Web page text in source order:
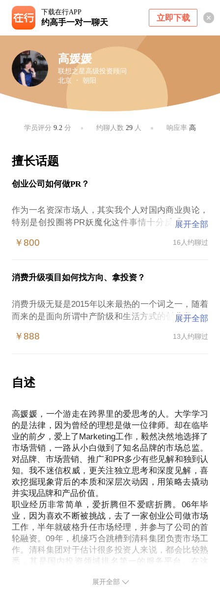
下载在行APP
约高手一对一聊天 立即下载
高媛媛
联想之星高级投资顾问
北京 ・ 朝阳
学员评分9.2 分 约聊人数 29人 响应率 高
擅长话题
创业公司如何做PR？
作为一名资深市场人，其实我个人对国内商业舆论，
特别是创投圈将PR妖魔化这件事情十分反感。但如
蔚然成风。但在这个信息碎片化、认知冗余和内容为
题。PR也随之变成低成本获客的手段和价值放大的利
器，而不在是传统意义上的与公众交流的通道。
品牌，我将大半工作精力都放在被投企业的市场营销
和PR服务上，差不多聊了近100个项目，参与了20多
家公司的PR和品牌市场工作，也重点参与打造了4-5
是否需要做PR？
究竟该怎么做PR？
PR该如何组织、管理？
如何正确看待并利用PR的价值？
有哪些关键点需要把握？
如何让PR与公司的战略相结合，真正发挥出四两拨千
斤的效果？
所以如果你有PR方面的问题，大到PR策略、战略协
同，小到新闻稿的选题设计、要点，当然，后者要带
着实际案例来，都欢迎来找我聊聊，希望能给大家些
展开全部
￥800 16人约聊过
消费升级项目如何找方向、拿投资？
消费升级无疑是2015年以来最热的一个词之一，随着
而来的是面向所谓中产阶级和生活方式的创业类项目
把一个个刚刚兴起的市场搞成红海的节奏。
以及无法规避的市场规模和成长空间问题，都是值得
细细推敲和商榷的。因为此时看似不同的路径和差异
争。基于消费升级的投资经验，非常愿意跟消费升级
类创业者聊聊如何避免很多的坑，如何选择一个天花
板更高一些的市场，以及投资人对于消费升级类项目
展开全部
￥888 13人约聊过
自述
高媛媛，一个游走在跨界里的爱思考的人。大学学习
的是法律，因为曾经的理想是做一位律师。却在临毕
业的前夕，爱上了Marketing工作，毅然决然地选择了
市场营销，一路从小白做到了知名品牌的市场总监。
对品牌、市场营销、推广和PR多少有些见解和独到认
知。我不迷信权威，更关注独立思考和深度见解，喜
欢挖掘现象背后的本质和深层次动因，用策略去撬动
并实现品牌和产品价值。
职业经历非常简单，爱折腾但不爱瞎折腾。06年毕
业，因为喜欢不断被挑战，去了一家创业公司做市场
工作，半年就破格升任市场经理，并参与了公司的首
轮融资。09年，机缘巧合跳槽到清科集团负责市场工
作。清科集团对于估计很多投资人来说，都会比较熟
悉，其是国内投资领域排名第一的服务平台。在这
的崛起，也近距离深度观察了热潮下的百态与种种鲜
展开全部